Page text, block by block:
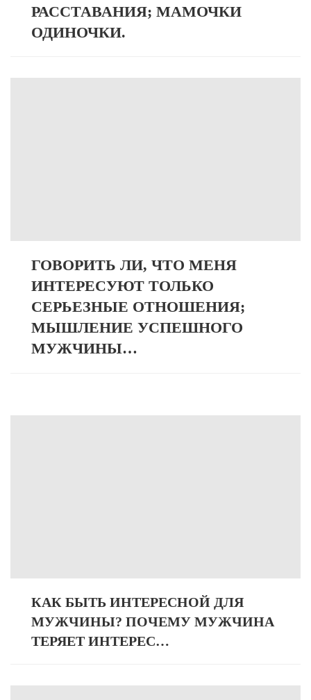
РАССТАВАНИЯ; МАМОЧКИ
ОДИНОЧКИ.
ГОВОРИТЬ ЛИ, ЧТО МЕНЯ
ИНТЕРЕСУЮТ ТОЛЬКО
СЕРЬЕЗНЫЕ ОТНОШЕНИЯ;
МЫШЛЕНИЕ УСПЕШНОГО
МУЖЧИНЫ…
КАК БЫТЬ ИНТЕРЕСНОЙ ДЛЯ
МУЖЧИНЫ? ПОЧЕМУ МУЖЧИНА
ТЕРЯЕТ ИНТЕРЕС…